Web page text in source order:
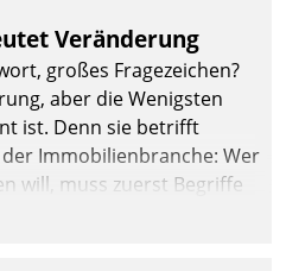
Veränderung
großes Fragezeichen?
aber die Wenigsten
ist. Denn sie betrifft
Immobilienbranche: Wer
will, muss zuerst Begriffe
Optimierung: